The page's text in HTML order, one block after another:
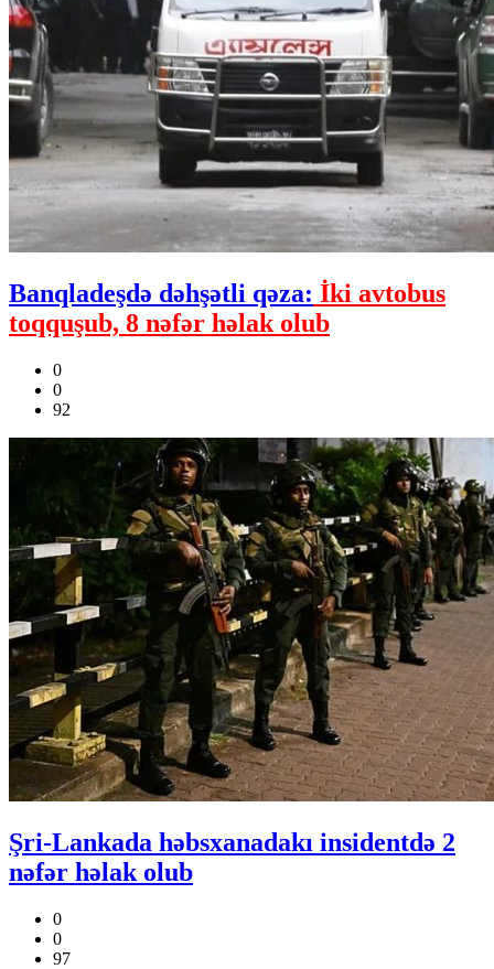
Banqladeşdə dəhşətli qəza: İki avtobus
toqquşub, 8 nəfər həlak olub
0
0
92
Şri-Lankada həbsxanadakı insidentdə 2
nəfər həlak olub
0
0
97